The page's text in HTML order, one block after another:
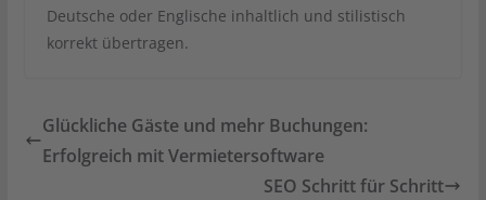
Deutsche oder Englische inhaltlich und stilistisch
korrekt übertragen.
Glückliche Gäste und mehr Buchungen:
Erfolgreich mit Vermietersoftware
SEO Schritt für Schritt